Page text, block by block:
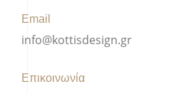
Email
info@kottisdesign.gr
Επικοινωνία